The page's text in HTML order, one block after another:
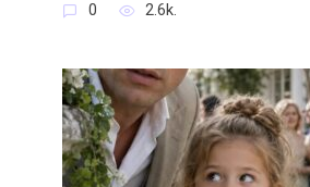
0 2.6k.